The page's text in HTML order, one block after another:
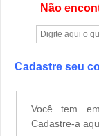
Não
Cadastre seu
Você tem
Cadastre-a